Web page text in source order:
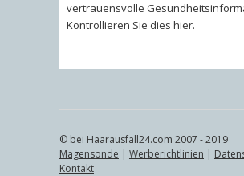
vertrauensvolle
Kontrollieren Sie dies hier.
© bei Haarausfall24.com 2007 - 2019
Magensonde | Werberichtlinien |
Kontakt